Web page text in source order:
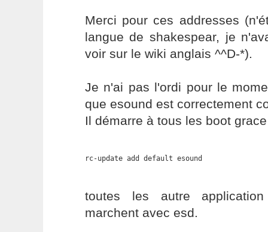
Merci pour ces addresses
langue de shakespear, je
voir sur le wiki anglais ^^D-*).
Je n'ai pas l'ordi pour le
que esound est correctement
Il démarre à tous les boot
rc-update add default esound
toutes les autre
marchent avec esd.